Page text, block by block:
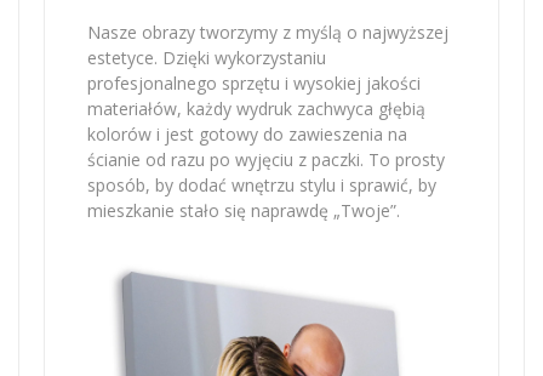
Nasze obrazy tworzymy z myślą o najwyższej
estetyce. Dzięki wykorzystaniu
profesjonalnego sprzętu i wysokiej jakości
materiałów, każdy wydruk zachwyca głębią
kolorów i jest gotowy do zawieszenia na
ścianie od razu po wyjęciu z paczki. To prosty
sposób, by dodać wnętrzu stylu i sprawić, by
mieszkanie stało się naprawdę „Twoje”.